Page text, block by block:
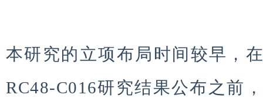
本研究的立项布局时间较早，
RC48-C016研究结果公布之前